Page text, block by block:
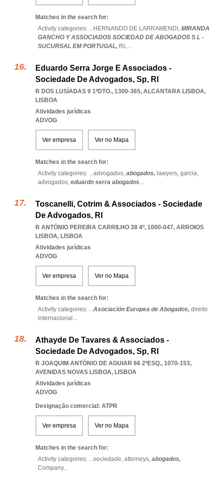
Matches in the search for:
Activity categories: ...HERNANDO DE LARRAMENDI, MIRANDA
GANCHO Y ASSOCIADOS SOCIEDAD DE ABOGADOS S L -
SUCURSAL EM PORTUGAL, RL...
Eduardo Serra Jorge E Associados -
Sociedade De Advogados, Sp, Rl
R DOS LUSÍADAS 9 1ºDTO., 1300-365, ALCANTARA LISBOA,
LISBOA
Atividades jurídicas
ADVOG
Ver empresa Ver no Mapa
Matches in the search for:
Activity categories: ...advogados, abogados, lawyers, garcia,
advogados, eduardo serra abogados...
Toscanelli, Cotrim & Associados - Sociedade
De Advogados, Rl
R ANTÓNIO PEREIRA CARRILHO 38 4º, 1000-047, ARROIOS
LISBOA, LISBOA
Atividades jurídicas
ADVOG
Ver empresa Ver no Mapa
Matches in the search for:
Activity categories: ...Asociación Europea de Abogados, direito
internacional ...
Athayde De Tavares & Associados -
Sociedade De Advogados, Sp, Rl
R JOAQUIM ANTÓNIO DE AGUIAR 66 2ºESQ., 1070-153,
AVENIDAS NOVAS LISBOA, LISBOA
Atividades jurídicas
ADVOG
Designação comercial: ATPR
Ver empresa Ver no Mapa
Matches in the search for:
Activity categories: ...sociedade, attorneys, abogados,
Company...